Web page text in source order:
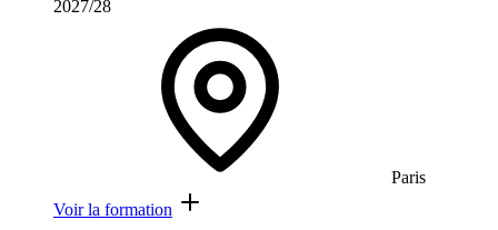
2027/28
Paris
Voir la formation